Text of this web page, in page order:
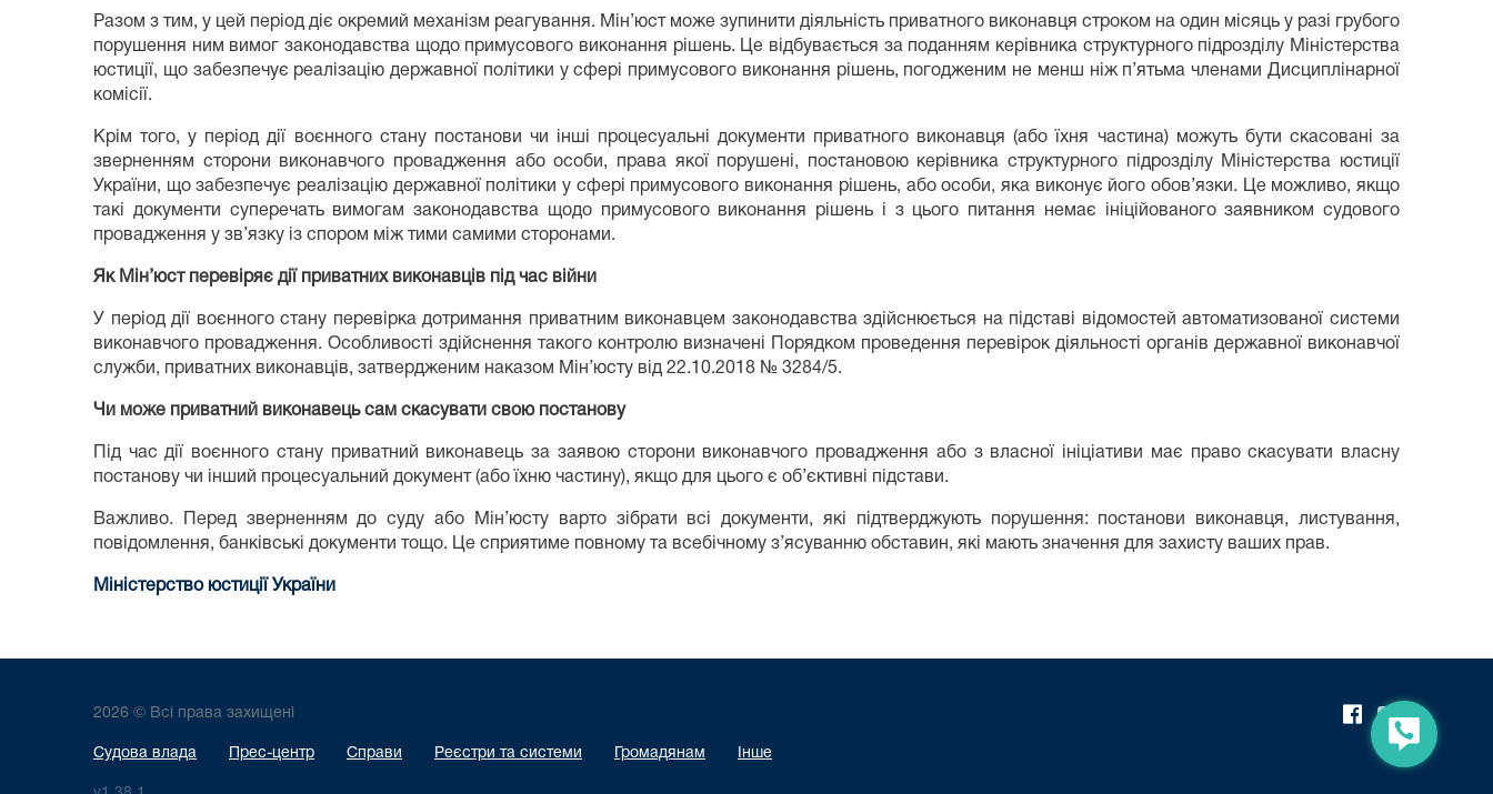
Разом з тим, у цей період діє окремий механізм реагування. Мін’юст може зупинити діяльність приватного виконавця строком на один місяць у разі грубого
порушення ним вимог законодавства щодо примусового виконання рішень. Це відбувається за поданням керівника структурного підрозділу Міністерства
юстиції, що забезпечує реалізацію державної політики у сфері примусового виконання рішень, погодженим не менш ніж п’ятьма членами Дисциплінарної
комісії.
Крім того, у період дії воєнного стану постанови чи інші процесуальні документи приватного виконавця (або їхня частина) можуть бути скасовані за
зверненням сторони виконавчого провадження або особи, права якої порушені, постановою керівника структурного підрозділу Міністерства юстиції
України, що забезпечує реалізацію державної політики у сфері примусового виконання рішень, або особи, яка виконує його обов’язки. Це можливо, якщо
такі документи суперечать вимогам законодавства щодо примусового виконання рішень і з цього питання немає ініційованого заявником судового
провадження у зв’язку із спором між тими самими сторонами.
Як Мін’юст перевіряє дії приватних виконавців під час війни
У період дії воєнного стану перевірка дотримання приватним виконавцем законодавства здійснюється на підставі відомостей автоматизованої системи
виконавчого провадження. Особливості здійснення такого контролю визначені Порядком проведення перевірок діяльності органів державної виконавчої
служби, приватних виконавців, затвердженим наказом Мін’юсту від 22.10.2018 № 3284/5.
Чи може приватний виконавець сам скасувати свою постанову
Під час дії воєнного стану приватний виконавець за заявою сторони виконавчого провадження або з власної ініціативи має право скасувати власну
постанову чи інший процесуальний документ (або їхню частину), якщо для цього є об’єктивні підстави.
Важливо. Перед зверненням до суду або Мін’юсту варто зібрати всі документи, які підтверджують порушення: постанови виконавця, листування,
повідомлення, банківські документи тощо. Це сприятиме повному та всебічному з’ясуванню обставин, які мають значення для захисту ваших прав.
Міністерство юстиції України
2026 © Всі права захищені
Судова влада Прес-центр Справи Реєстри та системи Громадянам Інше